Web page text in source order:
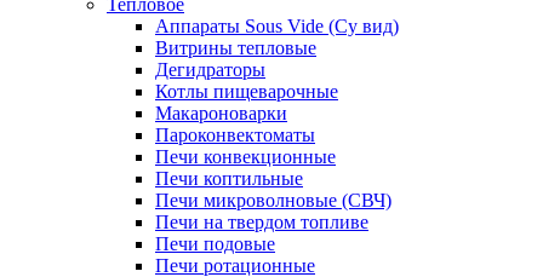
Тепловое
Аппараты Sous Vide (Су вид)
Витрины тепловые
Дегидраторы
Котлы пищеварочные
Макароноварки
Пароконвектоматы
Печи конвекционные
Печи коптильные
Печи микроволновые (СВЧ)
Печи на твердом топливе
Печи подовые
Печи ротационные